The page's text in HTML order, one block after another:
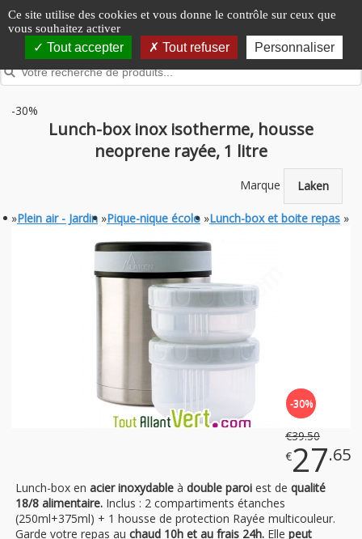
Panneau de gestion des cookies
Ce site utilise des cookies et vous donne le contrôle sur ceux que
vous souhaitez activer
Tout accepter Tout refuser Personnaliser
-30%
Lunch-box inox isotherme, housse
neoprene rayée, 1 litre
Marque Laken
»Plein air - Jardin »Pique-nique écolo »Lunch-box et boite repas »
-30%
€39.50
€27.65
Lunch-box en acier inoxydable à double paroi est de qualité
18/8 alimentaire. Inclus : 2 compartiments étanches
(250ml+375ml) + 1 housse de protection Rayée multicouleur.
Garde votre repas au chaud 10h et au frais 24h. Elle peut